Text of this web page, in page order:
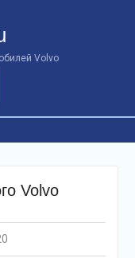
Volvo
Volvo